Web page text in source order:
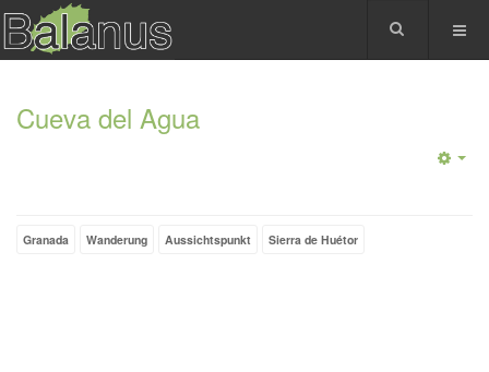
Cueva del Agua
Granada Wanderung Aussichtspunkt Sierra de Huétor